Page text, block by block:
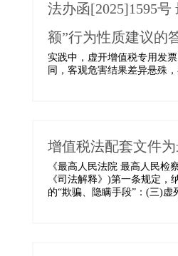
法办函[2025]1595
额”行为性质建议的
实践中，虚开增值税专用发
同，客观危害结果差异悬殊
增值税法配套文件
《最高人民法院 最高人民
《司法解释》)第一条规定
的“欺骗、隐瞒手段”：(三)